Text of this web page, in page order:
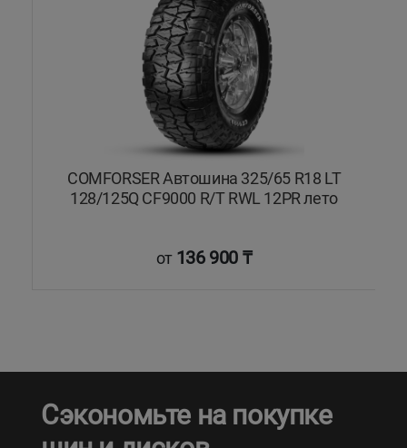
COMFORSER Автошина 325/65 R18 LT
128/125Q CF9000 R/T RWL 12PR лето
от 136 900 ₸
Сэкономьте на покупке